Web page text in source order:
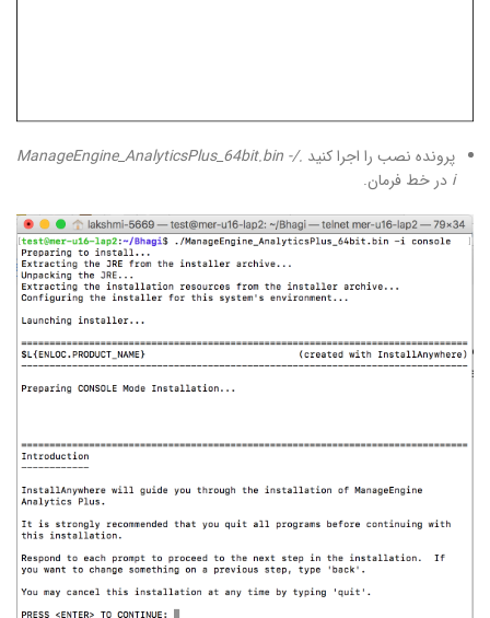
پرونده نصب را اجرا کنید
./ManageEngine_AnalyticsPlus_64bit.bin -
i در خط فرمان.